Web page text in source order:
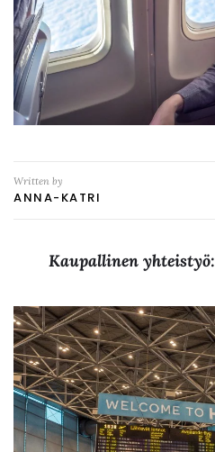
Written by
ANNA-KATRI
Kaupallinen yhteistyö: